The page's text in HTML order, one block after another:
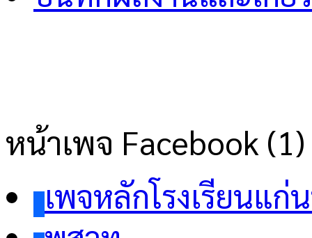
หน้าเพจ Facebook (1)
เพจหลักโรงเรียนแก่